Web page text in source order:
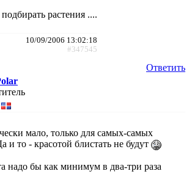
растения ....
10/09/2006 13:02:18
#347545
Ответить
мало, только для самых-самых
и то - красотой блистать не будут
надо бы как минимум в два-три раза